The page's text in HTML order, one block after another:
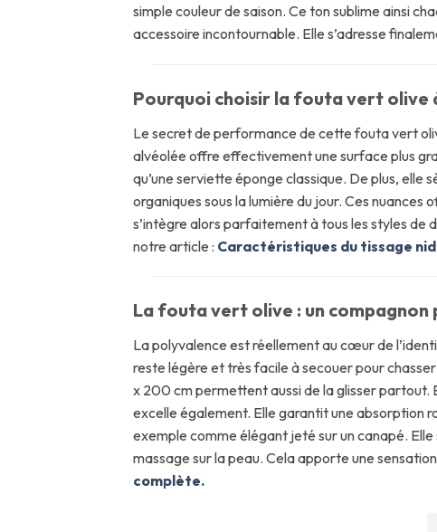
simple couleur de saison. Ce ton sublime ainsi
accessoire incontournable. Elle s’adresse
Pourquoi choisir la fouta vert olive
Le secret de performance de cette fouta vert
alvéolée offre effectivement une surface plus
qu’une serviette éponge classique. De plus,
organiques sous la lumière du jour. Ces
s’intègre alors parfaitement à tous les styles
notre article : Caractéristiques du tissage nid
La fouta vert olive : un
La polyvalence est réellement au cœur de
reste légère et très facile à secouer pour
x 200 cm permettent aussi de la glisser partout.
excelle également. Elle garantit une absorption
exemple comme élégant jeté sur un canapé.
massage sur la peau. Cela apporte une
complète.